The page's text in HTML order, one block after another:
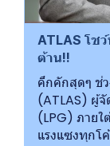
ATLAS โช
ต้าน!!
คึกคักสุดๆ ช่
(ATLAS) ผู้จั
(LPG) ภาย
แรงแซงทุกโ